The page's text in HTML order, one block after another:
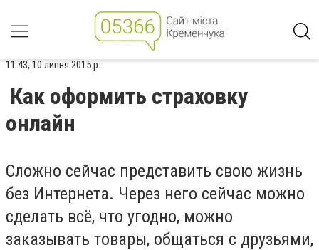
11:43, 10 липня 2015 р.
Как оформить страховку
онлайн
Сложно сейчас представить свою жизнь
без Интернета. Через него сейчас можно
сделать всё, что угодно, можно
заказывать товары, общаться с друзьями,